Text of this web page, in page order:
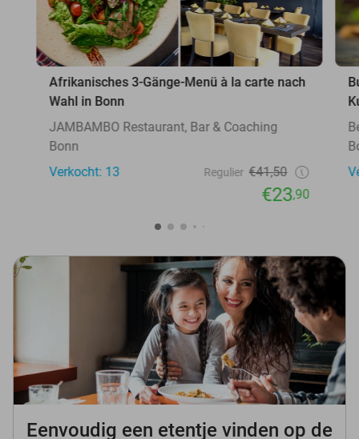
Afrikanisches 3-Gänge-Menü à la carte nach
Wahl in Bonn
JAMBAMBO Restaurant, Bar & Coaching
Bonn
Verkocht: 13
Regulier €41,50
€23,90
Eenvoudig een etentje vinden op de